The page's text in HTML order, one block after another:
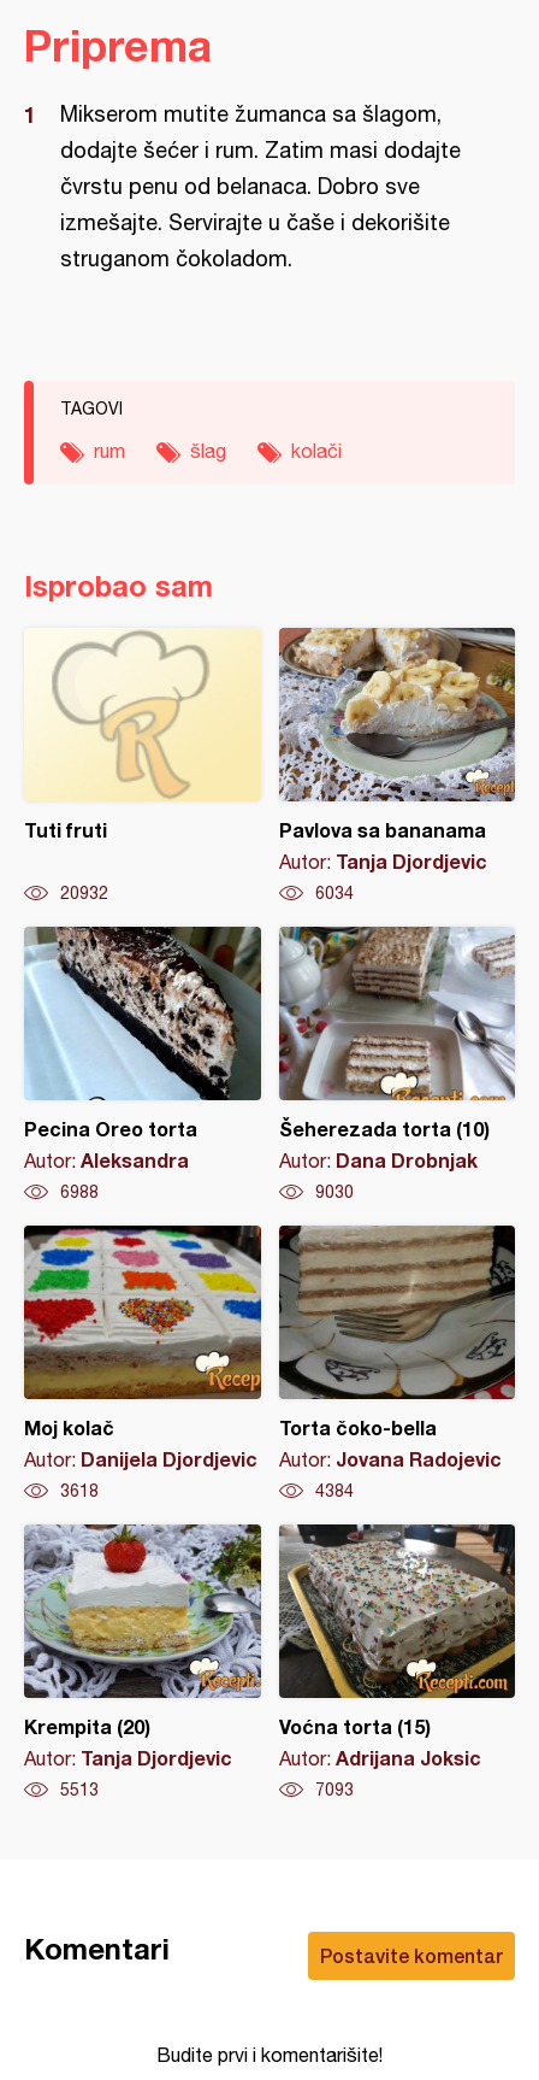
Priprema
Mikserom mutite žumanca sa šlagom,
dodajte šećer i rum. Zatim masi dodajte
čvrstu penu od belanaca. Dobro sve
izmešajte. Servirajte u čaše i dekorišite
struganom čokoladom.
TAGOVI
rum šlag kolači
Isprobao sam
Tuti fruti
20932
Pavlova sa bananama
Autor: Tanja Djordjevic
6034
Pecina Oreo torta
Autor: Aleksandra
6988
Šeherezada torta (10)
Autor: Dana Drobnjak
9030
Moj kolač
Autor: Danijela Djordjevic
3618
Torta čoko-bella
Autor: Jovana Radojevic
4384
Krempita (20)
Autor: Tanja Djordjevic
5513
Voćna torta (15)
Autor: Adrijana Joksic
7093
Postavite komentar
Komentari
Budite prvi i komentarišite!